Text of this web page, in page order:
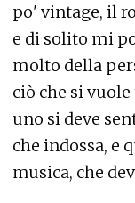
po' vintage, il
e di solito mi
molto della
ciò che si
uno si deve
che indossa, e
musica, che